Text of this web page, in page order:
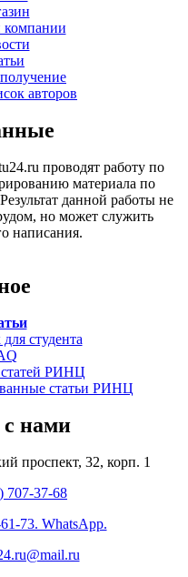
компании
авторов
проводят работу по
материала по
данной работы не
но может служить
написания.
студента
РИНЦ
статьи РИНЦ
с нами
проспект, 32, корп. 1
707-37-68
73. WhatsApp.